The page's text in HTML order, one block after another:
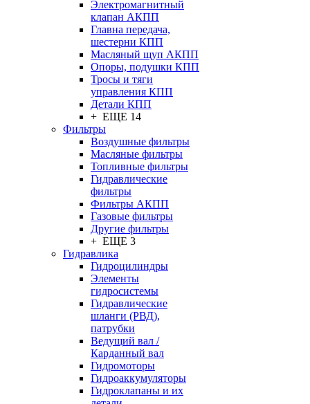
Электромагнитный
клапан АКПП
Главна передача,
шестерни КПП
Масляный щуп АКПП
Опоры, подушки КПП
Тросы и тяги
управления КПП
Детали КПП
+ ЕЩЕ 14
Фильтры
Воздушные фильтры
Масляные фильтры
Топливные фильтры
Гидравлические
фильтры
Фильтры АКПП
Газовые фильтры
Другие фильтры
+ ЕЩЕ 3
Гидравлика
Гидроцилиндры
Элементы
гидросистемы
Гидравлические
шланги (РВД),
патрубки
Ведущий вал /
Карданный вал
Гидромоторы
Гидроаккумуляторы
Гидроклапаны и их